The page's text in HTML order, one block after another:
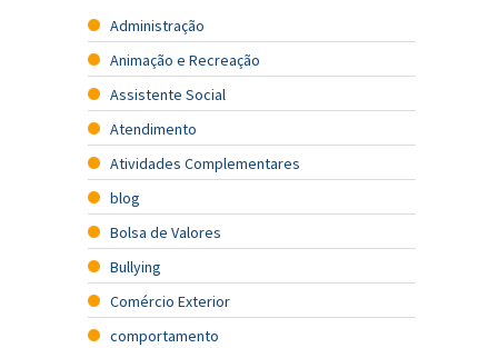
Administração
Animação e Recreação
Assistente Social
Atendimento
Atividades Complementares
blog
Bolsa de Valores
Bullying
Comércio Exterior
comportamento